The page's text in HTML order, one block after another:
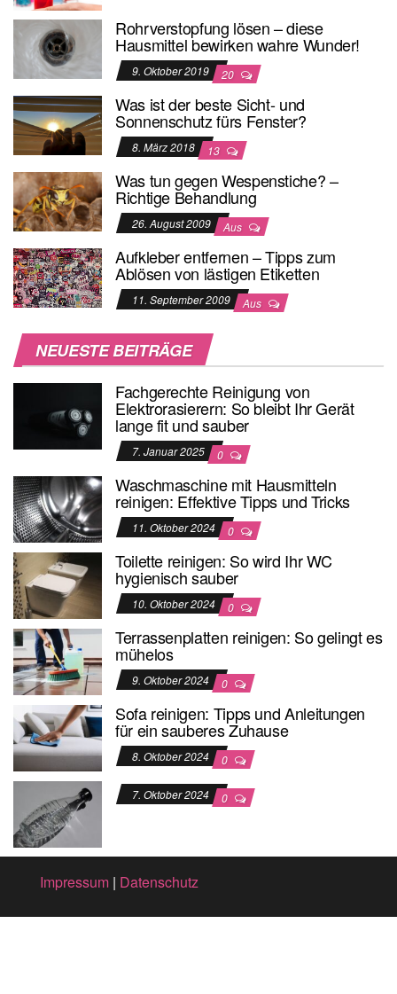
Rohrverstopfung lösen – diese
Hausmittel bewirken wahre Wunder!
9. Oktober 2019 20
Was ist der beste Sicht- und
Sonnenschutz fürs Fenster?
8. März 2018 13
Was tun gegen Wespenstiche? –
Richtige Behandlung
26. August 2009 Aus
Aufkleber entfernen – Tipps zum
Ablösen von lästigen Etiketten
11. September 2009 Aus
NEUESTE BEITRÄGE
Fachgerechte Reinigung von
Elektrorasierern: So bleibt Ihr Gerät
lange fit und sauber
7. Januar 2025 0
Waschmaschine mit Hausmitteln
reinigen: Effektive Tipps und Tricks
11. Oktober 2024 0
Toilette reinigen: So wird Ihr WC
hygienisch sauber
10. Oktober 2024 0
Terrassenplatten reinigen: So gelingt es
mühelos
9. Oktober 2024 0
Sofa reinigen: Tipps und Anleitungen
für ein sauberes Zuhause
8. Oktober 2024 0
7. Oktober 2024 0
Impressum | Datenschutz